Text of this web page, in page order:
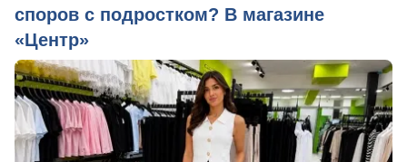
споров с подростком? В магазине
«Центр»